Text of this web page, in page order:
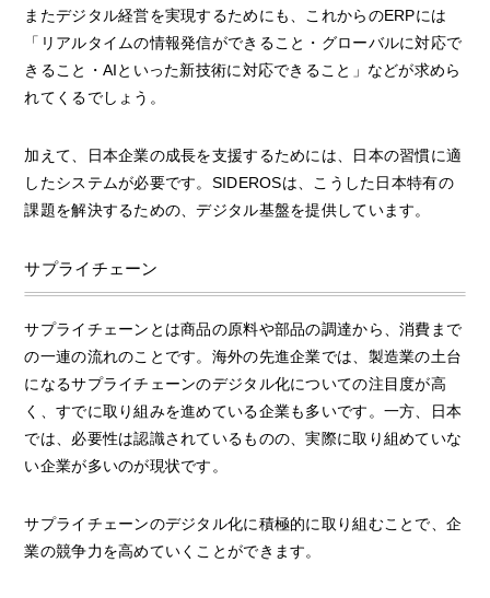
またデジタル経営を実現するためにも、これからのERPには
「リアルタイムの情報発信ができること・グローバルに対応で
きること・AIといった新技術に対応できること」などが求めら
れてくるでしょう。
加えて、日本企業の成長を支援するためには、日本の習慣に適
したシステムが必要です。SIDEROSは、こうした日本特有の
課題を解決するための、デジタル基盤を提供しています。
サプライチェーン
サプライチェーンとは商品の原料や部品の調達から、消費まで
の一連の流れのことです。海外の先進企業では、製造業の土台
になるサプライチェーンのデジタル化についての注目度が高
く、すでに取り組みを進めている企業も多いです。一方、日本
では、必要性は認識されているものの、実際に取り組めていな
い企業が多いのが現状です。
サプライチェーンのデジタル化に積極的に取り組むことで、企
業の競争力を高めていくことができます。